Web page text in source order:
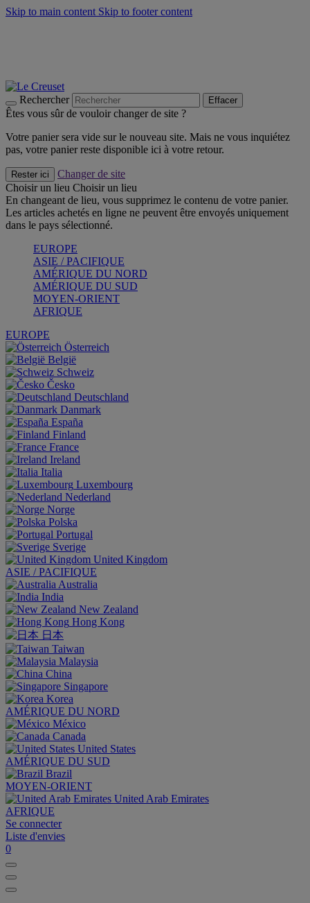
Skip to main content Skip to footer content
Rechercher Effacer
Êtes vous sûr de vouloir changer de site ?
Votre panier sera vide sur le nouveau site. Mais ne vous inquiétez
pas, votre panier reste disponible ici à votre retour.
Rester ici
Changer de site
Choisir un lieu Choisir un lieu
En changeant de lieu, vous supprimez le contenu de votre panier.
Les articles achetés en ligne ne peuvent être envoyés uniquement
dans le pays sélectionné.
EUROPE
ASIE / PACIFIQUE
AMÉRIQUE DU NORD
AMÉRIQUE DU SUD
MOYEN-ORIENT
AFRIQUE
EUROPE
Österreich
België
Schweiz
Česko
Deutschland
Danmark
España
Finland
France
Ireland
Italia
Luxembourg
Nederland
Norge
Polska
Portugal
Sverige
United Kingdom
ASIE / PACIFIQUE
Australia
India
New Zealand
Hong Kong
日本
Taiwan
Malaysia
China
Singapore
Korea
AMÉRIQUE DU NORD
México
Canada
United States
AMÉRIQUE DU SUD
Brazil
MOYEN-ORIENT
United Arab Emirates
AFRIQUE
Se connecter
Liste d'envies
0